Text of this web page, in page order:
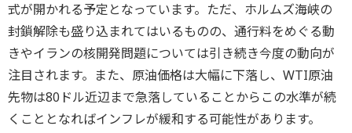
式が開かれる予定となっています。ただ、ホルムズ海峡の
封鎖解除も盛り込まれてはいるものの、通行料をめぐる動
きやイランの核開発問題については引き続き今度の動向が
注目されます。また、原油価格は大幅に下落し、WTI原油
先物は80ドル近辺まで急落していることからこの水準が続
くこととなればインフレが緩和する可能性があります。